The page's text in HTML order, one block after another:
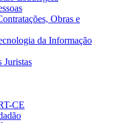
Obras e
da Informação
Juristas
CE